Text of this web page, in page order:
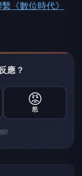
《數位時代》​
應？
😡
怒
!